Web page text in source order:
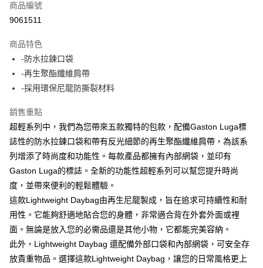
信用卡分期付款
合作金庫商業銀行
華南商業銀行
上海商業儲蓄銀行
國泰世華商業銀行
匯豐（台灣）商業銀行
聯邦商業銀行
遠東國際商業銀行
元大商業銀行
永豐商業銀行
台新國際商業銀行
中國信託商業銀行
台灣樂天信用卡公司
6 期 0 利率 每期
華南商業銀行
上海商業儲蓄銀行
臺灣中小企業銀行
匯豐（台灣）商業銀行
華泰商業銀行
聯邦商業銀行
遠東國際商業銀行
元大商業銀行
永豐商業銀行
玉山商業銀行
星展（台灣）商業銀行
台新國際商業銀行
台灣樂天信用卡公司
LINE Pay
Apple Pay
ATM付款
運送方式
付款後全家取貨
每筆NT$80，滿NT$1,000(含以上)免運費
付款後7-11取貨
每筆NT$80，滿NT$1,000(含以上)免運費
每筆NT$120，滿NT$1,000(含以上)免運費
商品編號
9061511
商品特色
-防水拉鍊口袋
-再生聚酯纖維肩帶
-採用環保尼龍防撕裂材料
銷售重點
超輕系列中，我們為您帶來五款獨特的包款，配備Gaston Luga標
誌性的防水拉鍊口袋和帶有反光細節的再生聚酯纖維肩帶，為該系
列增添了時尚度和功能性。每款產品都擁有內部網袋，並印有
Gaston Luga的標誌。全新的功能性超輕系列可以幫您提升時尚
度，並帶來便利的輕鬆體驗。
這款Lightweight Daybag由再生尼龍製成，旨在追求可持續性和耐
用性。它能夠舒適地貼合您的身體，非常適合背在外套外面或裡
面。無論是放入您的必需品還是其他小物，它都能完美容納。
此外，Lightweight Daybag 還配備外部口袋和內部網袋，可安全存
放貴重物品。選擇這款Lightweight Daybag，讓您的日常風格更上